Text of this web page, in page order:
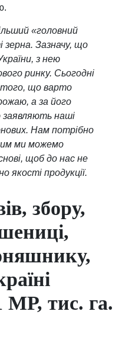
«головний
зерна. Зазначу, що
з нею
ринку. Сьогодні
того, що варто
а за його
заявляють наші
Нам потрібно
ми можемо
щоб до нас не
якості продукції.
збору,
МР, тис. га.